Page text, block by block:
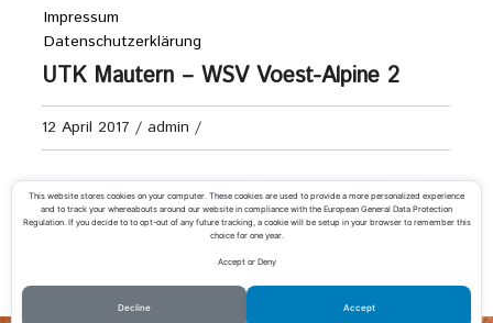
Impressum
Datenschutzerklärung
UTK Mautern – WSV Voest-Alpine 2
12 April 2017 / admin /
Senioren 70+ Kreisliga A
RTC Rossatz – UTK Mautern 2
UTK Mautern 2 – TC Grafenwörth/Fb.
This website stores cookies on your computer. These cookies are used to provide a more personalized experience
and to track your whereabouts around our website in compliance with the European General Data Protection
Regulation. If you decide to to opt-out of any future tracking, a cookie will be setup in your browser to remember this
choice for one year.
Accept or Deny
Decline Accept